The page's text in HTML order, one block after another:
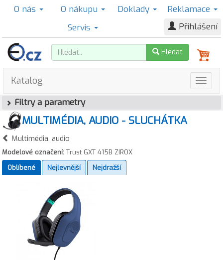
O nás O nákupu Doklady
Reklamace
Servis
Přihlášení
Hledat
Katalog
Filtry a parametry
MULTIMÉDIA, AUDIO - SLUCHÁTKA
Multimédia, audio
Modelové označení: Trust GXT 415B ZIROX
Oblíbené
Nejlevnější Nejdražší